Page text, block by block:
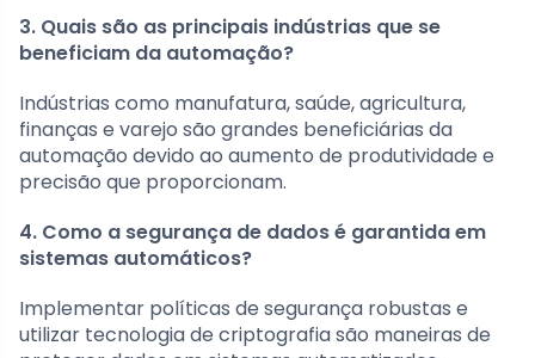
3. Quais são as principais indústrias que se
beneficiam da automação?
Indústrias como manufatura, saúde, agricultura,
finanças e varejo são grandes beneficiárias da
automação devido ao aumento de produtividade e
precisão que proporcionam.
4. Como a segurança de dados é garantida em
sistemas automáticos?
Implementar políticas de segurança robustas e
utilizar tecnologia de criptografia são maneiras de